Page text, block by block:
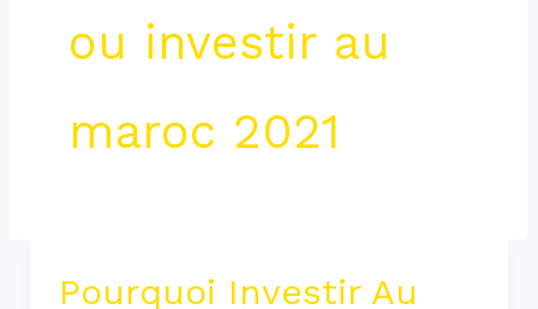
ou investir au
maroc 2021
Pourquoi Investir Au
Pourquoi